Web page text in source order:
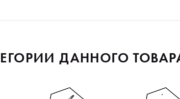
ДАННОГО